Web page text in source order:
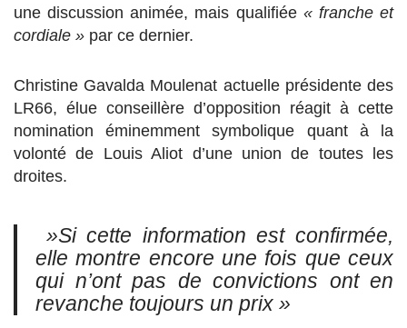
une discussion animée, mais qualifiée « franche et
cordiale » par ce dernier.
Christine Gavalda Moulenat actuelle présidente des
LR66, élue conseillère d’opposition réagit à cette
nomination éminemment symbolique quant à la
volonté de Louis Aliot d’une union de toutes les
droites.
»Si cette information est confirmée,
elle montre encore une fois que ceux
qui n’ont pas de convictions ont en
revanche toujours un prix »